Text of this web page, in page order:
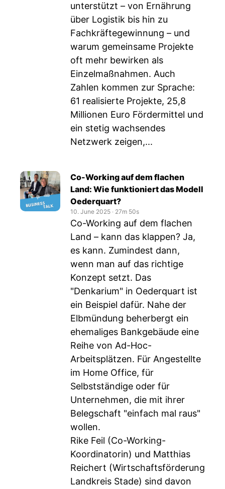
unterstützt – von Ernährung
über Logistik bis hin zu
Fachkräftegewinnung – und
warum gemeinsame Projekte
oft mehr bewirken als
Einzelmaßnahmen. Auch
Zahlen kommen zur Sprache:
61 realisierte Projekte, 25,8
Millionen Euro Fördermittel und
ein stetig wachsendes
Netzwerk zeigen,...
Co-Working auf dem flachen
Land: Wie funktioniert das Modell
Oederquart?
10. June 2025 ‧ 27m 50s
Co-Working auf dem flachen
Land – kann das klappen? Ja,
es kann. Zumindest dann,
wenn man auf das richtige
Konzept setzt. Das
"Denkarium" in Oederquart ist
ein Beispiel dafür. Nahe der
Elbmündung beherbergt ein
ehemaliges Bankgebäude eine
Reihe von Ad-Hoc-
Arbeitsplätzen. Für Angestellte
im Home Office, für
Selbstständige oder für
Unternehmen, die mit ihrer
Belegschaft "einfach mal raus"
wollen.
Rike Feil (Co-Working-
Koordinatorin) und Matthias
Reichert (Wirtschaftsförderung
Landkreis Stade) sind davon